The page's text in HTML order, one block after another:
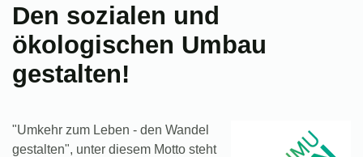
Den sozialen und
ökologischen Umbau
gestalten!
"Umkehr zum Leben - den Wandel
gestalten", unter diesem Motto steht